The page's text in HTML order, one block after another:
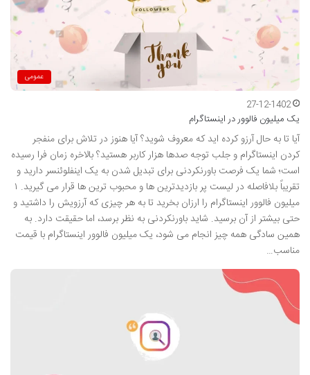
عمومی
27-12-1402
یک میلیون فالوور در اینستاگرام
آیا تا به حال آرزو کرده اید که معروف شوید؟ آیا هنوز در تلاش برای منفجر
کردن اینستاگرام و جلب توجه صدها هزار کاربر هستید؟ بالاخره زمان فرا رسیده
است؛ شما یک فرصت باورنکردنی برای تبدیل شدن به یک اینفلوئنسر دارید و
تقریباً بلافاصله در لیست پر بازدیدترین ها و محبوب ترین ها قرار می گیرید. ۱
میلیون فالوور اینستاگرام را ارزان بخرید تا به هر چیزی که آرزویش را داشتید و
حتی بیشتر از آن برسید. شاید باورنکردنی به نظر برسد، اما حقیقت دارد. به
همین سادگی همه چیز انجام می شود، یک میلیون فالوور اینستاگرام با قیمت
مناسب…